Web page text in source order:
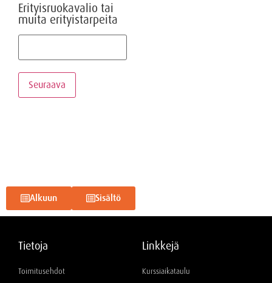
Erityisruokavalio tai
muita erityistarpeita
Seuraava
Alkuun Sisältö
Tietoja
Toimitusehdot
Linkkejä
Kurssiaikataulu